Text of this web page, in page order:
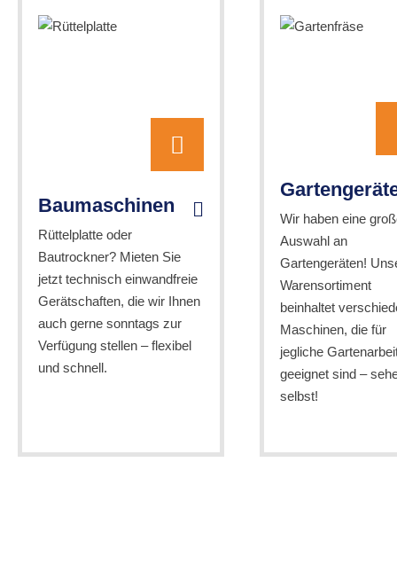
Baumaschinen
Rüttelplatte oder
Bautrockner? Mieten Sie
jetzt technisch einwandfreie
Gerätschaften, die wir Ihnen
auch gerne sonntags zur
Verfügung stellen – flexibel
und schnell.
Wir haben eine
Auswahl an
Gartengeräten!
Warensortiment
beinhaltet
Maschinen, die für
jegliche
geeignet sind –
selbst!